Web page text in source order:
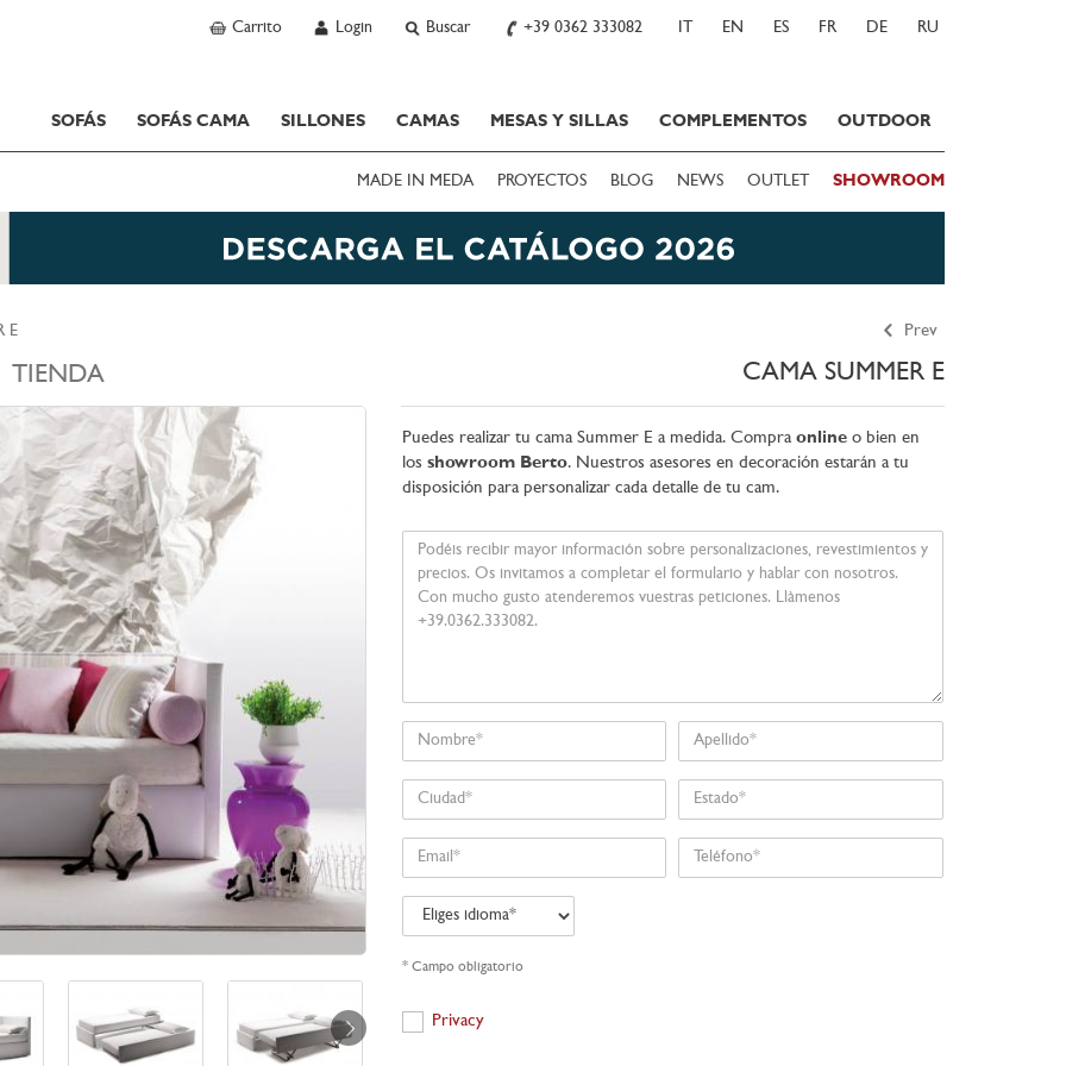
Carrito Login Buscar +39 0362 333082 IT EN ES FR DE RU
SOFÁS SOFÁS CAMA SILLONES CAMAS MESAS Y SILLAS COMPLEMENTOS OUTDOOR
MADE IN MEDA PROYECTOS BLOG NEWS OUTLET SHOWROOM
Prev
E
CAMA SUMMER E
TIENDA
Puedes realizar tu cama Summer E a medida. Compra onlineo bien en
los showroom Berto. Nuestros asesores en decoración estarán a tu
disposición para personalizar cada detalle de tu cam.
mensaje
Nombre Apellido
Ciudad Estado
Email Teléfono
Eliges
idioma
* Campo obligatorio
Privacy
Privacy